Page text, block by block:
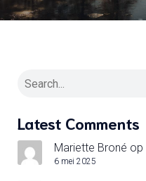
Latest Comments
Mariette Broné op
6 mei 2025